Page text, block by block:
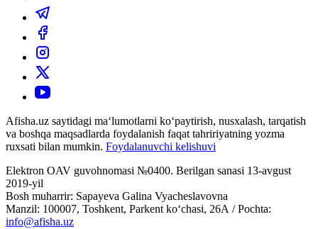
Afisha.uz saytidagi ma‘lumotlarni ko‘paytirish, nusxalash, tarqatish
va boshqa maqsadlarda foydalanish faqat tahririyatning yozma
ruxsati bilan mumkin. Foydalanuvchi kelishuvi
Elektron OAV guvohnomasi №0400. Berilgan sanasi 13-avgust
2019-yil
Bosh muharrir: Sapayeva Galina Vyacheslavovna
Manzil: 100007, Toshkent, Parkent ko‘chasi, 26А / Pochta:
info@afisha.uz